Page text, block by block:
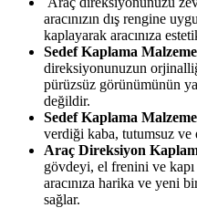
aracınızın dış rengine
kaplayarak aracınıza
Sedef Kaplama
direksiyonunuzun
pürüzsüz görünümünün
değildir.
Sedef Kaplama
verdiği kaba, tutumsuz ve
Araç Direksiyon
gövdeyi, el frenini ve kapı
aracınıza harika ve yeni
sağlar.